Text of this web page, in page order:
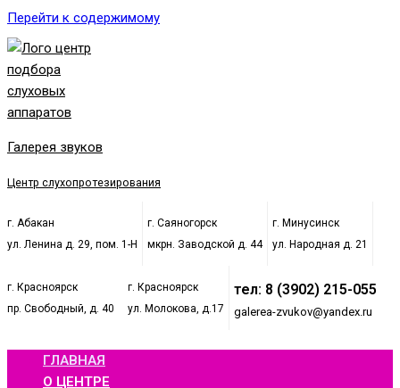
Перейти к содержимому
Галерея звуков
Центр слухопротезирования
г. Абакан
ул. Ленина д. 29, пом. 1-Н
г. Саяногорск
мкрн. Заводской д. 44
г. Минусинск
ул. Народная д. 21
г. Красноярск
пр. Свободный, д. 40
г. Красноярск
ул. Молокова, д.17
тел: 8 (3902) 215-055
galerea-zvukov@yandex.ru
ГЛАВНАЯ
О ЦЕНТРЕ